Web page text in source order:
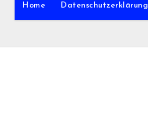
Home Datenschutzerklärung